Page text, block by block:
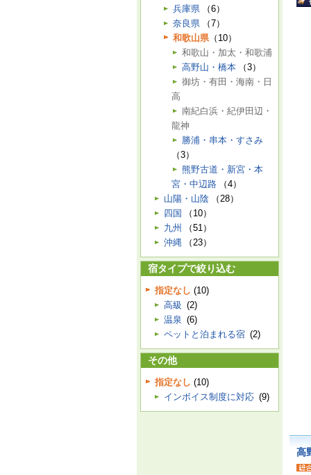
兵庫県
（6）
奈良県
（7）
和歌山県（10）
和歌山・加太・和歌浦
高野山・橋本
（3）
御坊・有田・海南・日
高
南紀白浜・紀伊田辺・
龍神
勝浦・串本・すさみ
（3）
熊野古道・新宮・本
宮・中辺路
（4）
山陽・山陰
（28）
四国
（10）
九州
（51）
沖縄
（23）
宿タイプで絞り込む
指定なし (10)
高級 (2)
温泉 (6)
ペットと泊まれる宿 (2)
その他
指定なし (10)
インボイス制度に対応 (9)
高